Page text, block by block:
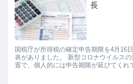
長
国税庁が所得税の確定申告期限を4月16
表がありました。 新型コロナウイルスの流行の影響を鑑みての措
置で、個人的には申告期限が延びてくれて